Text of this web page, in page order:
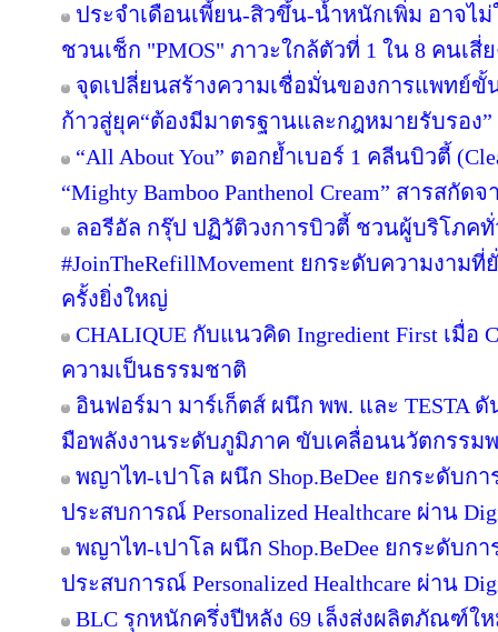
ประจำเดือนเพี้ยน-สิวขึ้น-น้ำหนักเพิ่ม อาจไ
ชวนเช็ก "PMOS" ภาวะใกล้ตัวที่ 1 ใน 8 คนเ
จุดเปลี่ยนสร้างความเชื่อมั่นของการแพทย์ขั้
ก้าวสู่ยุค“ต้องมีมาตรฐานและกฎหมายรับรอง”
“All About You” ตอกย้ำเบอร์ 1 คลีนบิวตี้
“Mighty Bamboo Panthenol Cream” สารสกัด
ลอรีอัล กรุ๊ป ปฏิวัติวงการบิวตี้ ชวนผู้บริโภค
#JoinTheRefillMovement ยกระดับความงา
ครั้งยิ่งใหญ่
CHALIQUE กับแนวคิด Ingredient First เมื่อ
ความเป็นธรรมชาติ
อินฟอร์มา มาร์เก็ตส์ ผนึก พพ. และ TESTA ดั
มือพลังงานระดับภูมิภาค ขับเคลื่อนนวัตกรรม
พญาไท-เปาโล ผนึก Shop.BeDee ยกระดับก
ประสบการณ์ Personalized Healthcare ผ่าน
พญาไท-เปาโล ผนึก Shop.BeDee ยกระดับก
ประสบการณ์ Personalized Healthcare ผ่าน
BLC รุกหนักครึ่งปีหลัง 69 เล็งส่งผลิตภัณฑ์ใ